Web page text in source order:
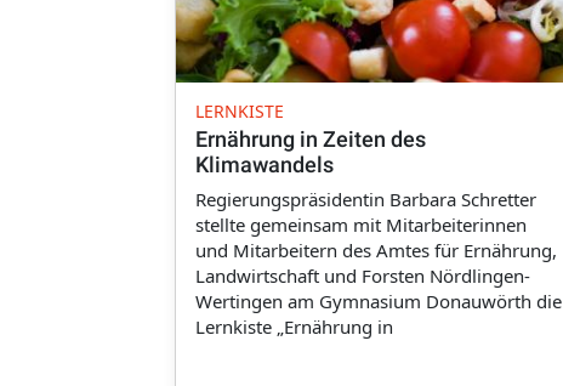
LERNKISTE
Ernährung in Zeiten des
Klimawandels
Regierungspräsidentin Barbara Schretter
stellte gemeinsam mit Mitarbeiterinnen
und Mitarbeitern des Amtes für Ernährung,
Landwirtschaft und Forsten Nördlingen-
Wertingen am Gymnasium Donauwörth die
Lernkiste „Ernährung in